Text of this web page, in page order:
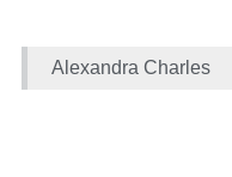
Alexandra Charles